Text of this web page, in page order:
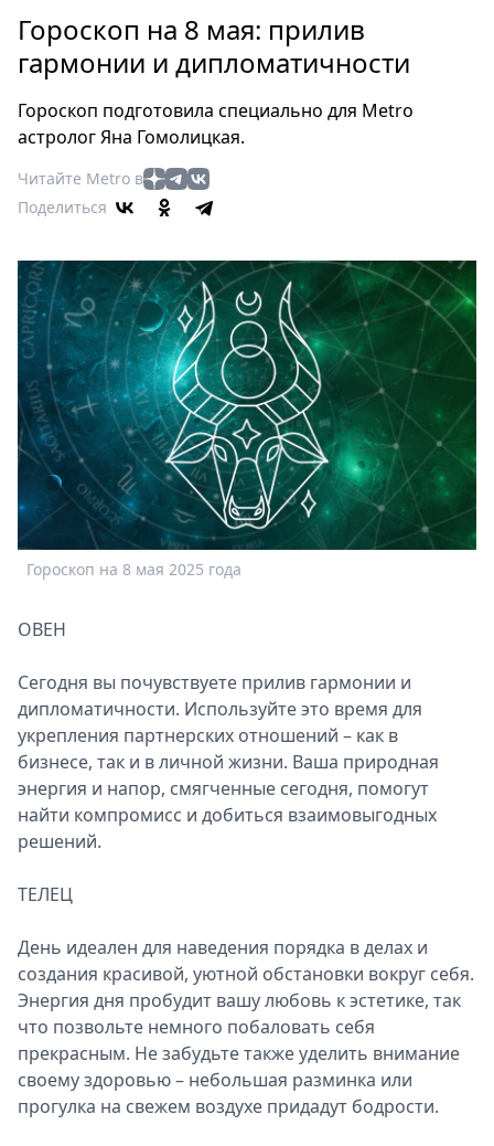
Россия
Мир
Еда
Мода
Театр
Афиша
Книги
Выставки
Пресс-
релизы
О
Metro
Стримы
Спецпроекты
Звезды
Выборы
Гороскоп на 8 мая: прилив
гармонии и дипломатичности
Гороскоп подготовила специально для Metro
астролог Яна Гомолицкая.
Читайте Metro в
Поделиться
Гороскоп на 8 мая 2025 года
ОВЕН
Сегодня вы почувствуете прилив гармонии и
дипломатичности. Используйте это время для
укрепления партнерских отношений – как в
бизнесе, так и в личной жизни. Ваша природная
энергия и напор, смягченные сегодня, помогут
найти компромисс и добиться взаимовыгодных
решений.
ТЕЛЕЦ
День идеален для наведения порядка в делах и
создания красивой, уютной обстановки вокруг себя.
Энергия дня пробудит вашу любовь к эстетике, так
что позвольте немного побаловать себя
прекрасным. Не забудьте также уделить внимание
своему здоровью – небольшая разминка или
прогулка на свежем воздухе придадут бодрости.